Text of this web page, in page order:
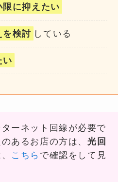
に抑えたい
を検討 している
い
ーネット回線が必要で
あるお店の方は、 光回
こちら で確認をして見